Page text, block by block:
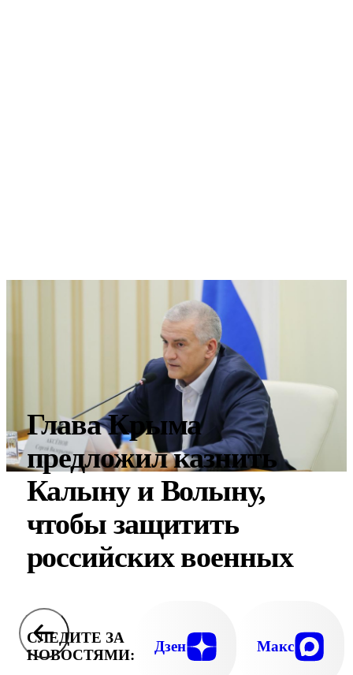
Глава Крыма
предложил казнить
Калыну и Волыну,
чтобы защитить
российских военных
СЛЕДИТЕ ЗА
НОВОСТЯМИ:
Дзен Макс